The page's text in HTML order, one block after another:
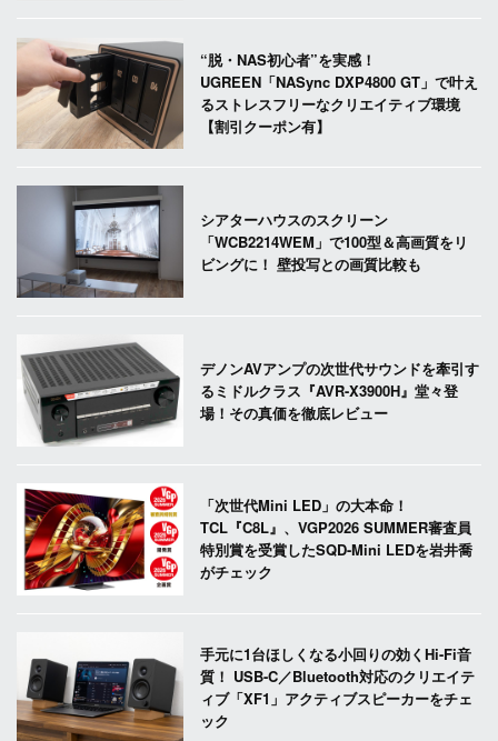
“脱・NAS初心者”を実感！
UGREEN「NASync DXP4800 GT」で叶え
るストレスフリーなクリエイティブ環境
【割引クーポン有】
シアターハウスのスクリーン
「WCB2214WEM」で100型＆高画質をリ
ビングに！ 壁投写との画質比較も
デノンAVアンプの次世代サウンドを牽引す
るミドルクラス『AVR-X3900H』堂々登
場！その真価を徹底レビュー
「次世代Mini LED」の大本命！
TCL『C8L』、VGP2026 SUMMER審査員
特別賞を受賞したSQD-Mini LEDを岩井喬
がチェック
手元に1台ほしくなる小回りの効くHi-Fi音
質！ USB-C／Bluetooth対応のクリエイテ
ィブ「XF1」アクティブスピーカーをチェ
ック